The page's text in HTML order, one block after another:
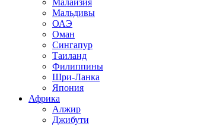
Малайзия
Мальдивы
ОАЭ
Оман
Сингапур
Таиланд
Филиппины
Шри-Ланка
Япония
Африка
Алжир
Джибути